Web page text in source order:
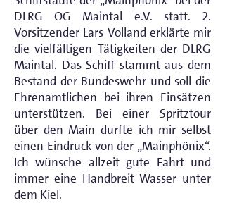
DLRG OG Maintal e.V. statt. 2.
Vorsitzender Lars Volland erklärte mir
die vielfältigen Tätigkeiten der DLRG
Maintal. Das Schiff stammt aus dem
Bestand der Bundeswehr und soll die
Ehrenamtlichen bei ihren Einsätzen
unterstützen. Bei einer Spritztour
über den Main durfte ich mir selbst
einen Eindruck von der „Mainphönix“.
Ich wünsche allzeit gute Fahrt und
immer eine Handbreit Wasser unter
dem Kiel.